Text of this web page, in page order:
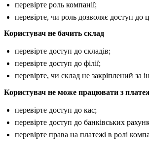
перевірте роль компанії;
перевірте, чи роль дозволяє доступ до
Користувач не бачить склад
перевірте доступ до складів;
перевірте доступ до філії;
перевірте, чи склад не закріплений за
Користувач не може працювати з
перевірте доступ до кас;
перевірте доступ до банківських
перевірте права на платежі в ролі